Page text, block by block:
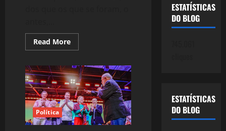
Read MoreRead
more
–
Id,
Ego,
Superego
–
Todos
vencidos
pelo
tempo!
Política
ESTATÍSTICAS
DO BLOG
ESTATÍSTICAS
DO BLOG